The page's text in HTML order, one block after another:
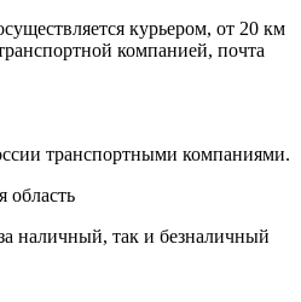
курьером, от 20 км
компанией, почта
транспортными компаниями.
область
наличный, так и безналичный